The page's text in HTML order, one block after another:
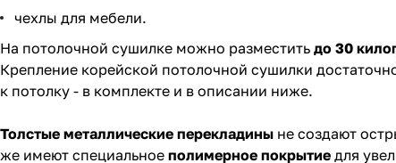
чехлы для мебели.
На потолочной сушилке можно разместить до 30
Крепление корейской потолочной сушилки
к потолку - в комплекте и в описании ниже.
Толстые металлические перекладины не создают
же имеют специальное полимерное покрытие для